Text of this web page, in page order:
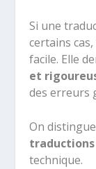
Si une
certains
facile. Elle
et
des erreurs
On
traductions
technique.